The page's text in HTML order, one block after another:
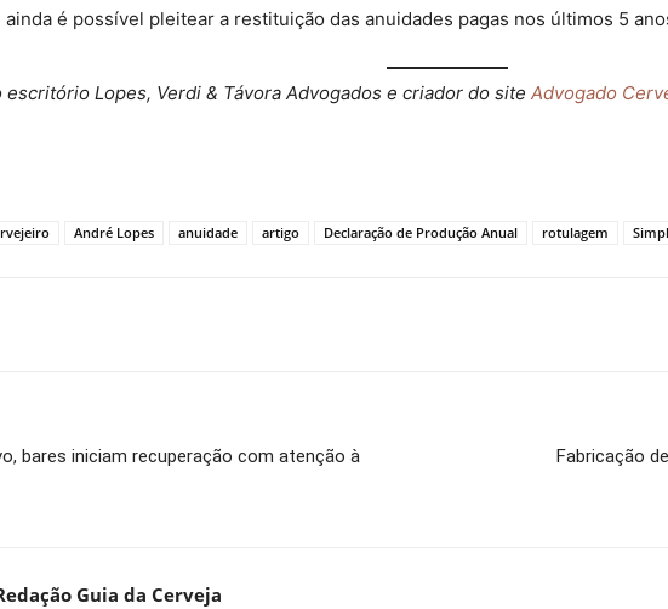
é possível pleitear a restituição das anuidades pagas nos últimos 5
escritório Lopes, Verdi & Távora Advogados e criador do site Advogado
André Lopes anuidade artigo Declaração de Produção Anual rotulagem
bares iniciam recuperação com atenção à
Fabricação
Guia da Cerveja